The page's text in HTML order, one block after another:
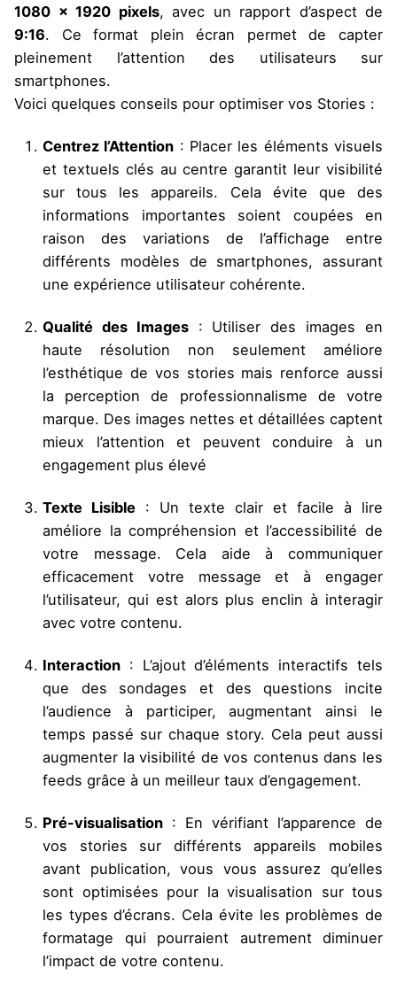
1080 x 1920 pixels, avec un rapport d’aspect de
9:16. Ce format plein écran permet de capter
pleinement l’attention des utilisateurs sur
smartphones.
Voici quelques conseils pour optimiser vos Stories :
Centrez l’Attention : Placer les éléments visuels
et textuels clés au centre garantit leur visibilité
sur tous les appareils. Cela évite que des
informations importantes soient coupées en
raison des variations de l’affichage entre
différents modèles de smartphones, assurant
une expérience utilisateur cohérente.
Qualité des Images: Utiliser des images en
haute résolution non seulement améliore
l’esthétique de vos stories mais renforce aussi
la perception de professionnalisme de votre
marque. Des images nettes et détaillées captent
mieux l’attention et peuvent conduire à un
engagement plus élevé
Texte Lisible : Un texte clair et facile à lire
améliore la compréhension et l’accessibilité de
votre message. Cela aide à communiquer
efficacement votre message et à engager
l’utilisateur, qui est alors plus enclin à interagir
avec votre contenu.
Interaction : L’ajout d’éléments interactifs tels
que des sondages et des questions incite
l’audience à participer, augmentant ainsi le
temps passé sur chaque story. Cela peut aussi
augmenter la visibilité de vos contenus dans les
feeds grâce à un meilleur taux d’engagement.
Pré-visualisation : En vérifiant l’apparence de
vos stories sur différents appareils mobiles
avant publication, vous vous assurez qu’elles
sont optimisées pour la visualisation sur tous
les types d’écrans. Cela évite les problèmes de
formatage qui pourraient autrement diminuer
l’impact de votre contenu.